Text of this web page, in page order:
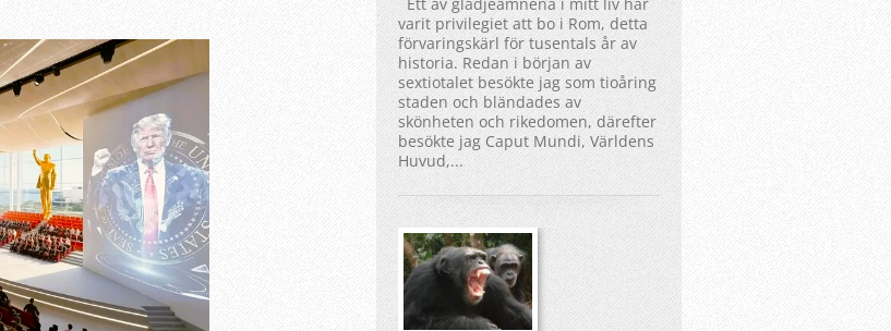
varit privilegiet att bo i Rom, detta
förvaringskärl för tusentals år av
historia. Redan i början av
sextiotalet besökte jag som tioåring
staden och bländades av
skönheten och rikedomen, därefter
besökte jag Caput Mundi, Världens
Huvud,...